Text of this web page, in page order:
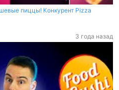
пиццы! Конкурент Pizza
3 года назад